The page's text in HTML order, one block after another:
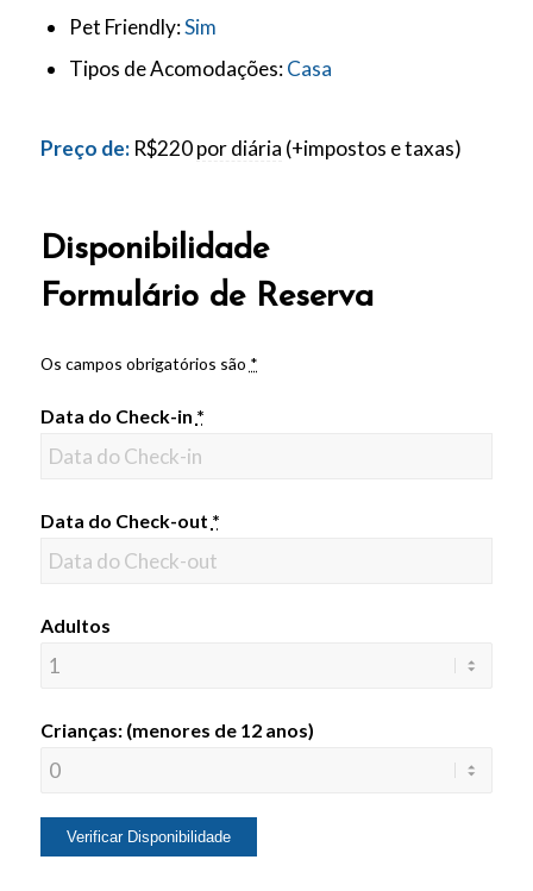
Pet Friendly:Sim
Tipos de Acomodações:Casa
Preço de: R$220 por diária (+impostos e taxas)
Disponibilidade
Formulário de Reserva
Os campos obrigatórios são *
Data do Check-in *
Data do Check-out *
Adultos
Crianças: (menores de 12 anos)